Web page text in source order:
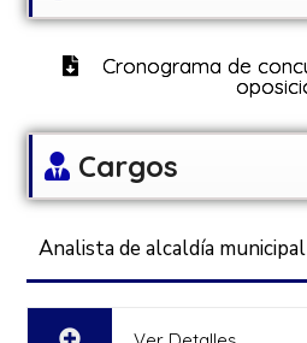
Cronograma de
Cargos
Analista de alcaldía